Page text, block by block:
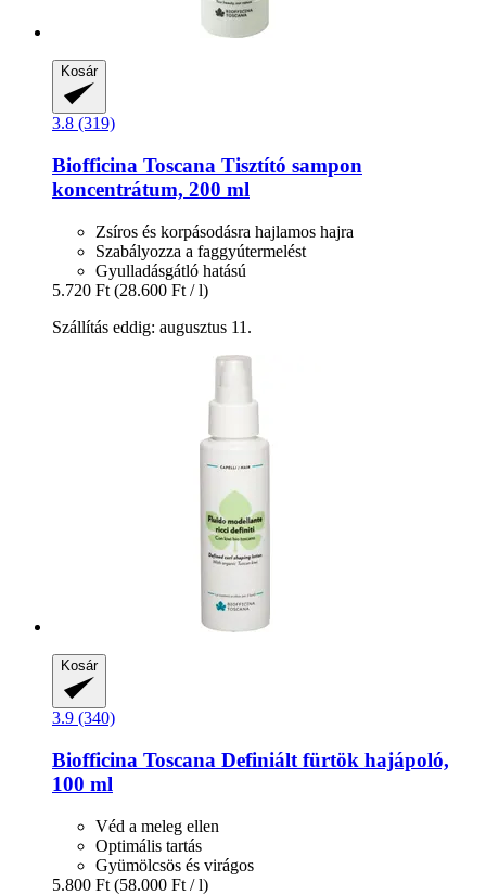
Kosár
3.8 (319)
Biofficina Toscana Tisztító sampon
koncentrátum, 200 ml
Zsíros és korpásodásra hajlamos hajra
Szabályozza a faggyútermelést
Gyulladásgátló hatású
5.720 Ft (28.600 Ft / l)
Szállítás eddig: augusztus 11.
Kosár
3.9 (340)
Biofficina Toscana Definiált fürtök hajápoló,
100 ml
Véd a meleg ellen
Optimális tartás
Gyümölcsös és virágos
5.800 Ft (58.000 Ft / l)